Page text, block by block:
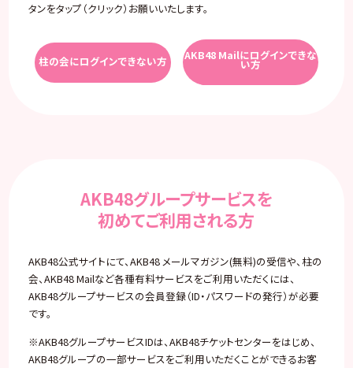
タンをタップ（クリック）お願いいたします。
柱の会にログインできない方 AKB48 Mailにログインできな
い方
AKB48グループサービスを
初めてご利用される方
AKB48公式サイトにて、AKB48 メールマガジン(無料)の受信や、柱の
会、AKB48 Mailなど各種有料サービスをご利用いただくには、
AKB48グループサービスの会員登録（ID・パスワードの発行）が必要
です。
※AKB48グループサービスIDは、AKB48チケットセンターをはじめ、
AKB48グループの一部サービスをご利用いただくことができるお客